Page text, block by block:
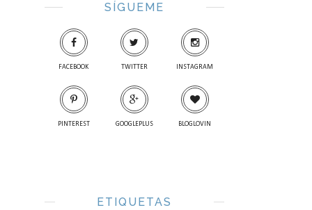
SÍGUEME
FACEBOOK TWITTER INSTAGRAM
PINTEREST GOOGLEPLUS BLOGLOVIN
ETIQUETAS